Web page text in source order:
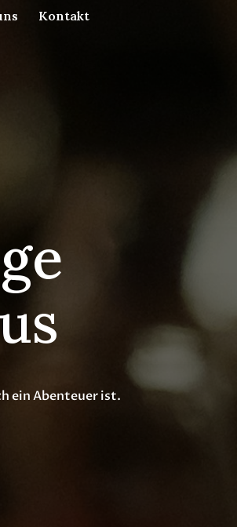
Kontakt
ein Abenteuer ist.